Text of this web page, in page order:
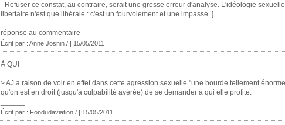
- Refuser ce constat, au contraire, serait une grosse erreur d'analyse. L'idéologie sexuelle
libertaire n'est que libérale : c'est un fourvoiement et une impasse. ]
réponse au commentaire
Écrit par : Anne Josnin / | 15/05/2011
À QUI
> AJ a raison de voir en effet dans cette agression sexuelle "une bourde tellement
qu'on est en droit (jusqu'à culpabilité avérée) de se demander à qui elle profite.
Écrit par : Fondudaviation / | 15/05/2011